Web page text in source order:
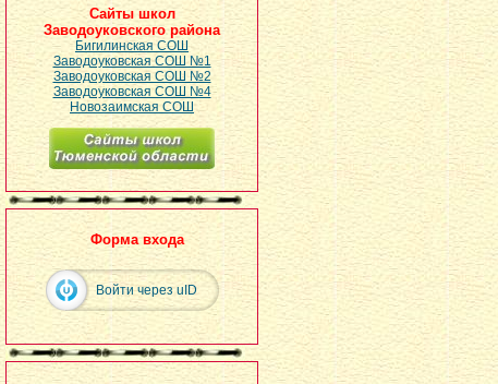
Сайты школ
Заводоуковского района
Бигилинская СОШ
Заводоуковская СОШ №1
Заводоуковская СОШ №2
Заводоуковская СОШ №4
Новозаимская СОШ
Форма входа
Войти через uID